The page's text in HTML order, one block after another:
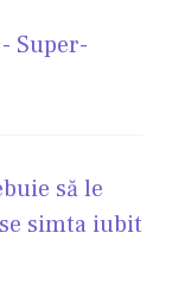
Super-
să le
simta iubit